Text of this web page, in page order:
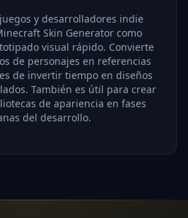
y desarrolladores indie
Skin Generator como
visual rápido. Convierte
de personajes en referencias
de invertir tiempo en diseños
También es útil para crear
de apariencia en fases
del desarrollo.